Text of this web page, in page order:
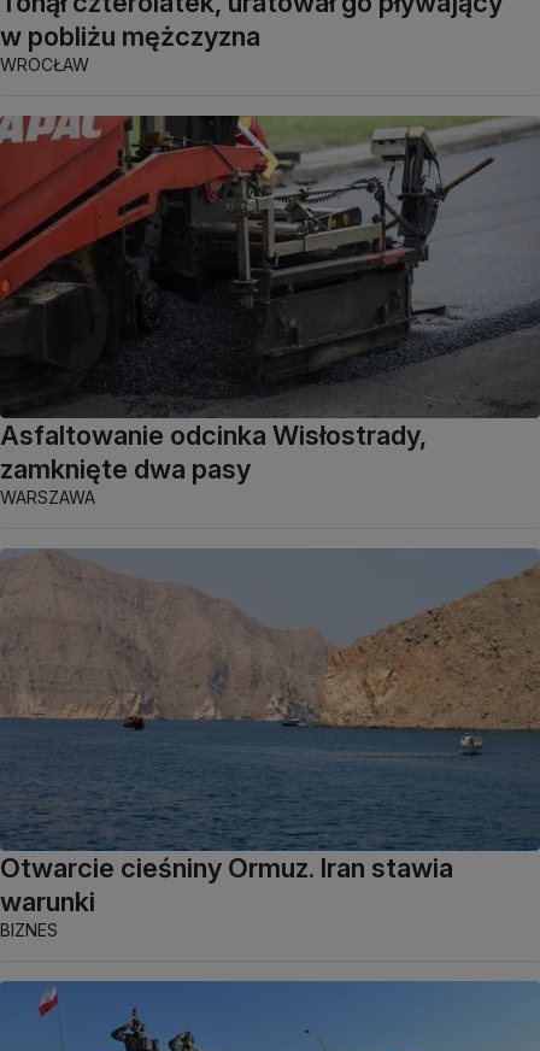
w pobliżu mężczyzna
WROCŁAW
Asfaltowanie odcinka Wisłostrady,
zamknięte dwa pasy
WARSZAWA
Otwarcie cieśniny Ormuz. Iran stawia
warunki
BIZNES